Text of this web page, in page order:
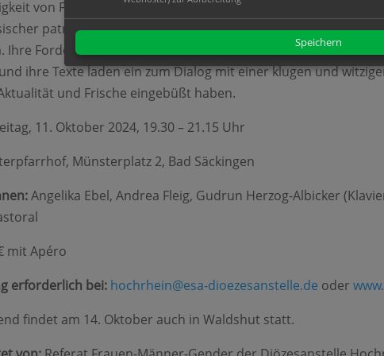
von Frauen. Sprachlich brillant und mit elegantem Witz
patriarchaler Denker. Wundervoll respektlos entlarvt
Ihre Forderungen zur Frauenemanzipation sind zum Teil noch
ihre Texte laden ein zum Dialog mit einer klugen und
und Frische eingebüßt haben.
11. Oktober 2024, 19.30 – 21.15 Uhr
Münsterplatz 2, Bad Säckingen
Angelika Ebel, Andrea Fleig, Gudrun Herzog-Albicker
mit Apéro
erforderlich bei: hochrhein@esa-dioezesanstelle.de oder
findet am 14. Oktober auch in Waldshut statt.
Speichern